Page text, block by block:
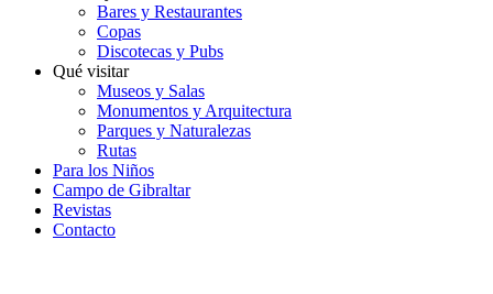
Bares y Restaurantes
Copas
Discotecas y Pubs
Qué visitar
Museos y Salas
Monumentos y Arquitectura
Parques y Naturalezas
Rutas
Para los Niños
Campo de Gibraltar
Revistas
Contacto